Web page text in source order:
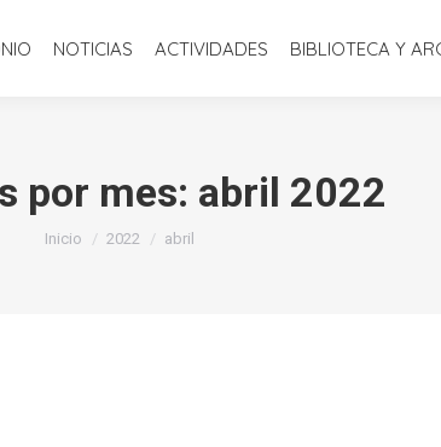
NOTICIAS ACTIVIDADES BIBLIOTECA Y
por mes: abril 2022
Estás aquí:
Inicio 2022 abril
PATRIMONIO NOTICIAS ACTIVIDADES